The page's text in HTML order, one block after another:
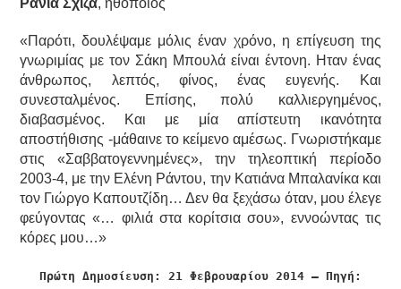
Ράνια Σχίζα, ηθοποιός
«Παρότι, δουλέψαμε μόλις έναν χρόνο, η επίγευση της
γνωριμίας με τον Σάκη Μπουλά είναι έντονη. Ηταν ένας
άνθρωπος, λεπτός, φίνος, ένας ευγενής. Και
συνεσταλμένος. Επίσης, πολύ καλλιεργημένος,
διαβασμένος. Και με μία απίστευτη ικανότητα
αποστήθισης -μάθαινε το κείμενο αμέσως. Γνωριστήκαμε
στις «Σαββατογεννημένες», την τηλεοπτική περίοδο
2003-4, με την Ελένη Ράντου, την Κατιάνα Μπαλανίκα και
τον Γιώργο Καπουτζίδη… Δεν θα ξεχάσω όταν, μου έλεγε
φεύγοντας «… φιλιά στα κορίτσια σου», εννοώντας τις
κόρες μου…»
Πρώτη Δημοσίευση: 21 Φεβρουαρίου 2014 – Πηγή: